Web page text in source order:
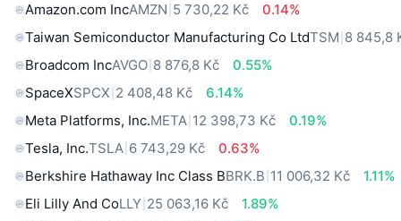
Amazon.com IncAMZN 5 730,22 Kč
0.14%
Taiwan Semiconductor Manufacturing Co LtdTSM 8 845,8
Broadcom IncAVGO 8 876,8 Kč
0.55%
SpaceXSPCX 2 408,48 Kč
6.14%
Meta Platforms, Inc.META 12 398,73 Kč
0.19%
Tesla, Inc.TSLA 6 743,29 Kč
0.63%
Berkshire Hathaway Inc Class BBRK.B 11 006,32 Kč
1.11%
Eli Lilly And CoLLY 25 063,16 Kč
1.89%